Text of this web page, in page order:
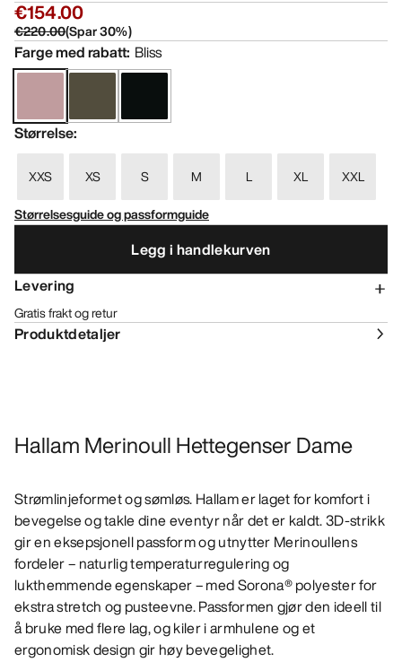
€154.00
€220.00(Spar30%)
Farge med rabatt: Bliss
Størrelse:
XXS XS S M L XL
XXL
Størrelsesguide og passformguide
Legg i handlekurven
Levering
Gratis frakt og retur
Produktdetaljer
Hallam Merinoull Hettegenser Dame
Strømlinjeformet og sømløs. Hallam er laget for komfort i
bevegelse og takle dine eventyr når det er kaldt. 3D-strikk
gir en eksepsjonell passform og utnytter Merinoullens
fordeler – naturlig temperaturregulering og
lukthemmende egenskaper – med Sorona® polyester for
ekstra stretch og pusteevne. Passformen gjør den ideell til
å bruke med flere lag, og kiler i armhulene og et
ergonomisk design gir høy bevegelighet.